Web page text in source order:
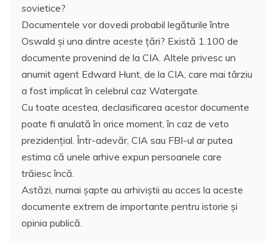
sovietice?
Documentele vor dovedi probabil legăturile între
Oswald și una dintre aceste țări? Există 1.100 de
documente provenind de la CIA. Altele privesc un
anumit agent Edward Hunt, de la CIA, care mai târziu
a fost implicat în celebrul caz Watergate.
Cu toate acestea, declasificarea acestor documente
poate fi anulată în orice moment, în caz de veto
prezidențial. Într-adevăr, CIA sau FBI-ul ar putea
estima că unele arhive expun persoanele care
trăiesc încă.
Astăzi, numai șapte au arhiviștii au acces la aceste
documente extrem de importante pentru istorie şi
opinia publică.